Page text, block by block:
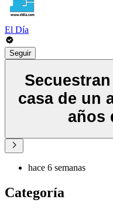
El Día
Seguir
casa de un
años
hace 6 semanas
Categoría